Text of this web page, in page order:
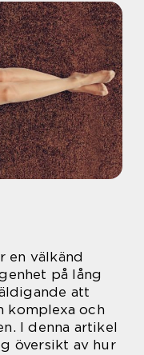
en välkänd
på lång
att
komplexa och
I denna artikel
översikt av hur